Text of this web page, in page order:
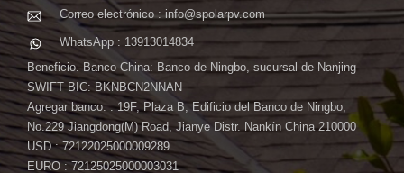
Correo electrónico : info@spolarpv.com
WhatsApp : 13913014834
Beneficio. Banco China: Banco de Ningbo, sucursal de Nanjing
SWIFT BIC: BKNBCN2NNAN
Agregar banco. : 19F, Plaza B, Edificio del Banco de Ningbo,
No.229 Jiangdong(M) Road, Jianye Distr. Nankín China 210000
USD : 72122025000009289
EURO : 72125025000003031